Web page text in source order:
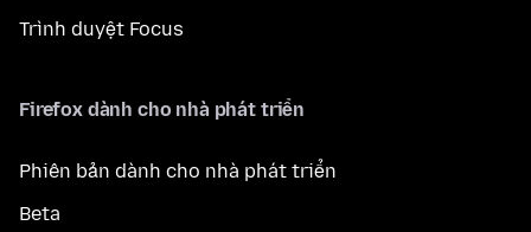
Trình duyệt Focus
Firefox dành cho nhà phát triển
Phiên bản dành cho nhà phát triển
Beta